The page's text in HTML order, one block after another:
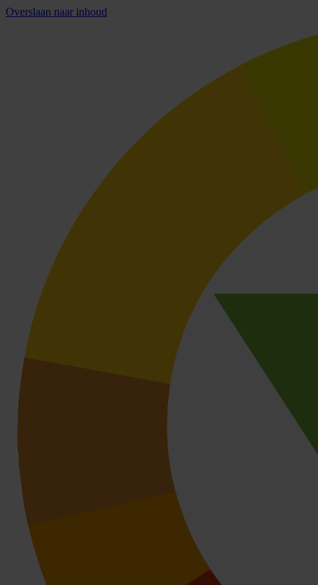
Overslaan naar inhoud